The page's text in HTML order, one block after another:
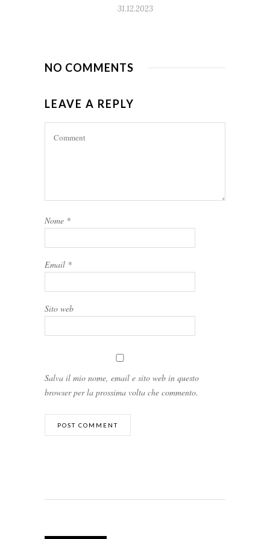
31.12.2023
NO COMMENTS
LEAVE A REPLY
Nome *
Email *
Sito web
Salva il mio nome, email e sito web in questo
browser per la prossima volta che commento.